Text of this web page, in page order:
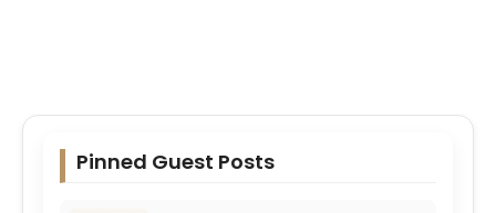
Pinned Guest Posts